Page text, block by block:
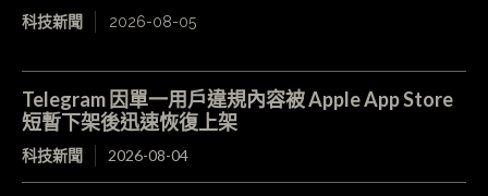
科技新聞 2026-08-05
Telegram 因單一用戶違規內容被 Apple App Store
短暫下架後迅速恢復上架
科技新聞 2026-08-04